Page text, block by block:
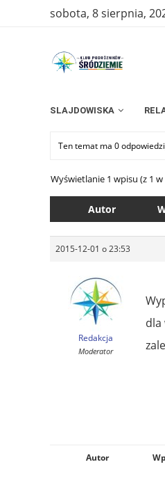
sobota, 8 sierpnia,
SLAJDOWISKA
Ten temat ma 0
Wyświetlanie 1 wpisu (z 1
Autor
2015-12-01 o 23:53
Redakcja
Moderator
dla
Autor